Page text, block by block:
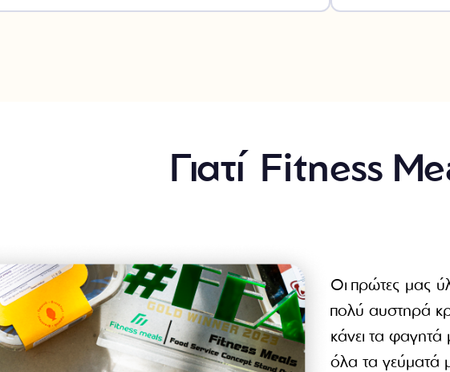
Γιατί Fitness
Οι πρώτες μας
πολύ αυστηρά
κάνει τα φαγητά
όλα τα γεύματά